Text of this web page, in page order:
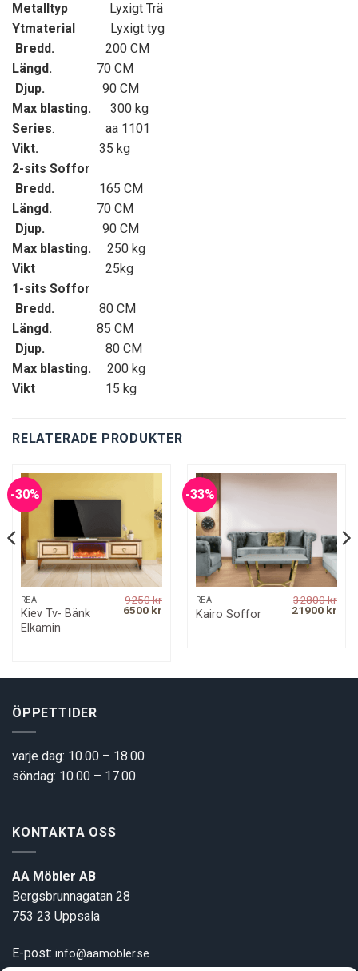
Metalltyp Lyxigt Trä
Ytmaterial
Lyxigt tyg
Bredd.
200 CM
Längd.
70 CM
Djup.
90 CM
Max blasting. 300 kg
Series. aa 1101
Vikt. 35 kg
2-sits Soffor
Bredd.
165 CM
Längd.
70 CM
Djup.
90 CM
Max blasting. 250 kg
Vikt
25kg
1-sits Soffor
Bredd.
80 CM
Längd.
85 CM
Djup.
80 CM
Max blasting. 200 kg
Vikt
15 kg
RELATERADE PRODUKTER
-30%
REA
Kiev Tv- Bänk
Elkamin
9250kr
Original
6500 kr Current
-33%
REA
Kairo Soffor
32800kr
Original
21900 kr
ÖPPETTIDER
varje dag: 10.00 – 18.00
söndag: 10.00 – 17.00
KONTAKTA OSS
AA Möbler AB
Bergsbrunnagatan 28
753 23 Uppsala
E-post: info@aamobler.se